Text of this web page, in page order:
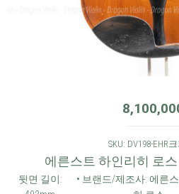
SKU: DV198-EHR
에른스트 하인리히 로스
뒷면 길이:
• 브랜드/제조사: 에른